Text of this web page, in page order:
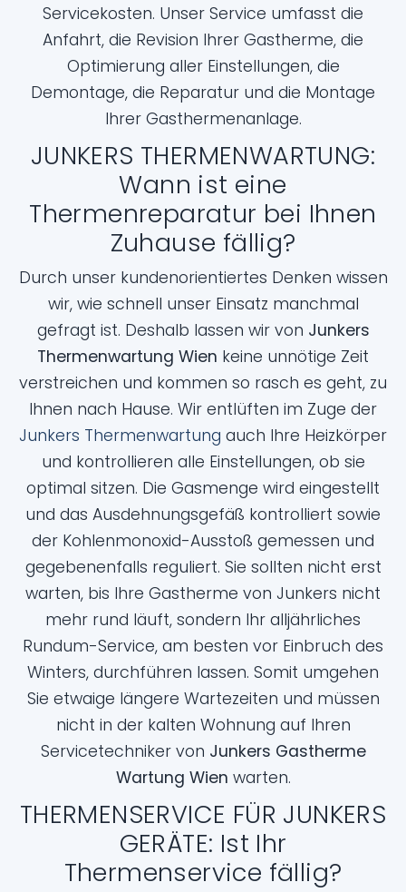
Servicekosten. Unser Service umfasst die
Anfahrt, die Revision Ihrer Gastherme, die
Optimierung aller Einstellungen, die
Demontage, die Reparatur und die Montage
Ihrer Gasthermenanlage.
JUNKERS THERMENWARTUNG:
Wann ist eine
Thermenreparatur bei Ihnen
Zuhause fällig?
Durch unser kundenorientiertes Denken wissen
wir, wie schnell unser Einsatz manchmal
gefragt ist. Deshalb lassen wir von Junkers
Thermenwartung Wien keine unnötige Zeit
verstreichen und kommen so rasch es geht, zu
Ihnen nach Hause. Wir entlüften im Zuge der
Junkers Thermenwartung auch Ihre Heizkörper
und kontrollieren alle Einstellungen, ob sie
optimal sitzen. Die Gasmenge wird eingestellt
und das Ausdehnungsgefäß kontrolliert sowie
der Kohlenmonoxid-Ausstoß gemessen und
gegebenenfalls reguliert. Sie sollten nicht erst
warten, bis Ihre Gastherme von Junkers nicht
mehr rund läuft, sondern Ihr alljährliches
Rundum-Service, am besten vor Einbruch des
Winters, durchführen lassen. Somit umgehen
Sie etwaige längere Wartezeiten und müssen
nicht in der kalten Wohnung auf Ihren
Servicetechniker von Junkers Gastherme
Wartung Wien warten.
THERMENSERVICE FÜR JUNKERS
GERÄTE: Ist Ihr
Thermenservice fällig?